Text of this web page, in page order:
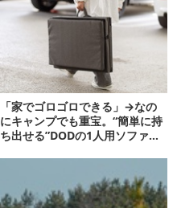
「家でゴロゴロできる」→なの
にキャンプでも重宝。“簡単に持
ち出せる”DODの1人用ソファが